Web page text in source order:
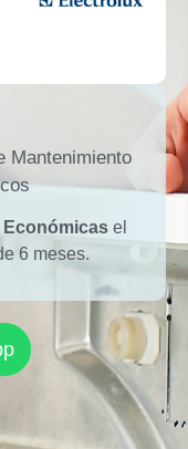
Mantenimiento
Económicas el
6 meses.